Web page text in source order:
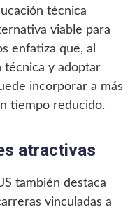
técnica
viable para
enfatiza que, al
técnica y adoptar
incorporar a más
tiempo reducido.
atractivas
también destaca
vinculadas a